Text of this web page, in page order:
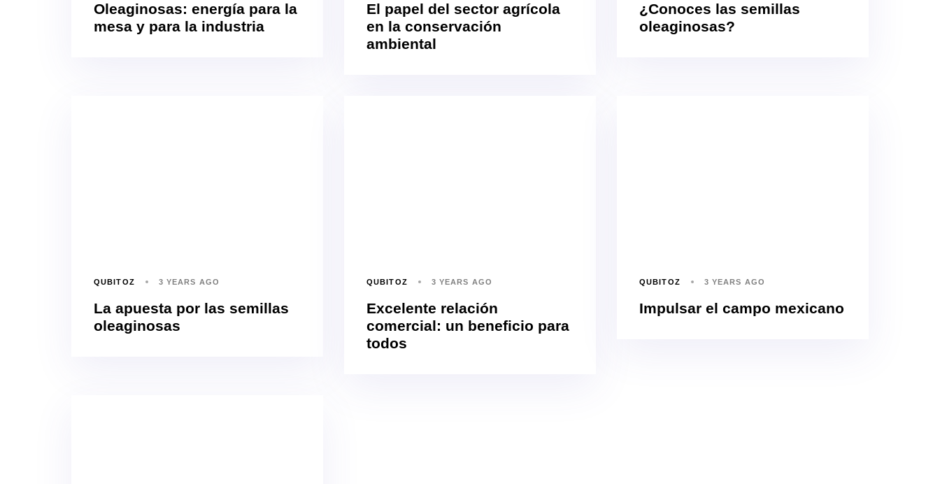
Oleaginosas: energía para la
mesa y para la industria
El papel del sector agrícola
en la conservación
ambiental
¿Conoces las semillas
oleaginosas?
QUBITOZ 3 YEARS AGO
La apuesta por las semillas
oleaginosas
QUBITOZ 3 YEARS AGO
Excelente relación
comercial: un beneficio para
todos
QUBITOZ 3 YEARS AGO
Impulsar el campo mexicano